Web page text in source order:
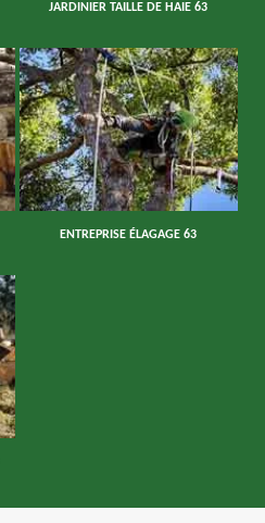
JARDINIER TAILLE DE HAIE 63
ENTREPRISE ÉLAGAGE 63